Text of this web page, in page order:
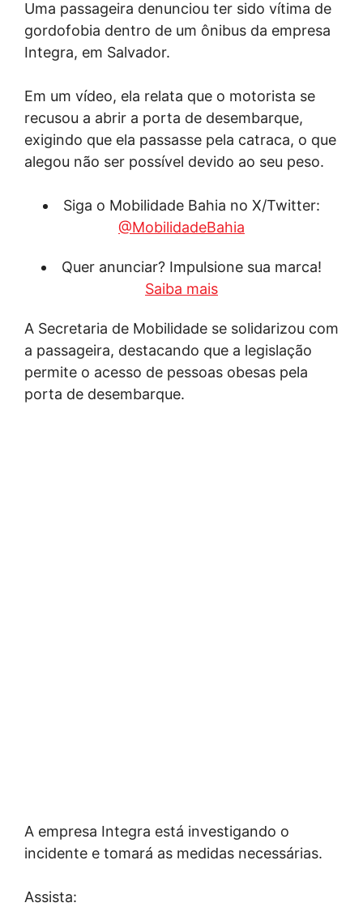
Uma passageira denunciou ter sido vítima de
gordofobia dentro de um ônibus da empresa
Integra, em Salvador.
Em um vídeo, ela relata que o motorista se
recusou a abrir a porta de desembarque,
exigindo que ela passasse pela catraca, o que
alegou não ser possível devido ao seu peso.
Siga o Mobilidade Bahia no X/Twitter:
@MobilidadeBahia
Quer anunciar? Impulsione sua marca!
Saiba mais
A Secretaria de Mobilidade se solidarizou com
a passageira, destacando que a legislação
permite o acesso de pessoas obesas pela
porta de desembarque.
A empresa Integra está investigando o
incidente e tomará as medidas necessárias.
Assista: